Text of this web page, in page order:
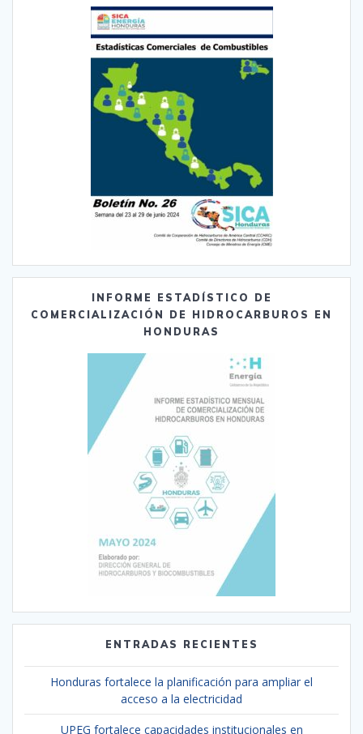
INFORME ESTADÍSTICO DE
COMERCIALIZACIÓN DE HIDROCARBUROS EN
HONDURAS
ENTRADAS RECIENTES
Honduras fortalece la planificación para ampliar el
acceso a la electricidad
UPEG fortalece capacidades institucionales en